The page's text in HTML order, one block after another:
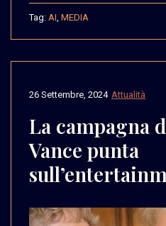
Tag: AI MEDIA
Attualità
26 Settembre, 2024
La campagna
Vance punta